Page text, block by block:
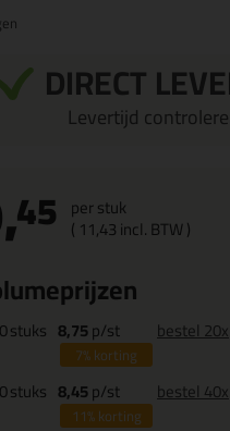
DIRECT
Levertijd
45 per stuk
( 11,43incl. BTW )
stuks 8,75p/st
7%korting
bestel 20x
stuks 8,45p/st
11%korting
bestel 40x